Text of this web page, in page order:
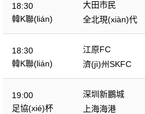
18:30
韓K聯(lián)
大田市民
全北現(xiàn)代
18:30
韓K聯(lián)
江原FC
濟(jì)州SKFC
19:00
足協(xié)杯
深圳新鵬城
上海海港